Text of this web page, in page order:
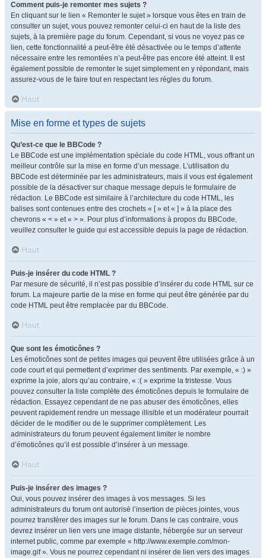
Comment puis-je remonter mes sujets ?
En cliquant sur le lien « Remonter le sujet » lorsque vous êtes en train de
consulter un sujet, vous pouvez remonter celui-ci en haut de la liste des
sujets, à la première page du forum. Cependant, si vous ne voyez pas ce
lien, cette fonctionnalité a peut-être été désactivée ou le temps d’attente
nécessaire entre les remontées n’a peut-être pas encore été atteint. Il est
également possible de remonter le sujet simplement en y répondant, mais
assurez-vous de le faire tout en respectant les règles du forum.
Haut
Mise en forme et types de sujets
Qu’est-ce que le BBCode ?
Le BBCode est une implémentation spéciale du code HTML, vous offrant un
meilleur contrôle sur la mise en forme d’un message. L’utilisation du
BBCode est déterminée par les administrateurs, mais il vous est également
possible de la désactiver sur chaque message depuis le formulaire de
rédaction. Le BBCode est similaire à l’architecture du code HTML, les
balises sont contenues entre des crochets « [ » et « ] » à la place des
chevrons « < » et « > ». Pour plus d’informations à propos du BBCode,
veuillez consulter le guide qui est accessible depuis la page de rédaction.
Haut
Puis-je insérer du code HTML ?
Par mesure de sécurité, il n’est pas possible d’insérer du code HTML sur ce
forum. La majeure partie de la mise en forme qui peut être générée par du
code HTML peut être remplacée par du BBCode.
Haut
Que sont les émoticônes ?
Les émoticônes sont de petites images qui peuvent être utilisées grâce à un
code court et qui permettent d’exprimer des sentiments. Par exemple, « :) »
exprime la joie, alors qu’au contraire, « :( » exprime la tristesse. Vous
pouvez consulter la liste complète des émoticônes depuis le formulaire de
rédaction. Essayez cependant de ne pas abuser des émoticônes, elles
peuvent rapidement rendre un message illisible et un modérateur pourrait
décider de le modifier ou de le supprimer complètement. Les
administrateurs du forum peuvent également limiter le nombre
d’émoticônes qu’il est possible d’insérer à un message.
Haut
Puis-je insérer des images ?
Oui, vous pouvez insérer des images à vos messages. Si les
administrateurs du forum ont autorisé l’insertion de pièces jointes, vous
pourrez transférer des images sur le forum. Dans le cas contraire, vous
devrez insérer un lien vers une image distante, hébergée sur un serveur
internet public, comme par exemple « http://www.exemple.com/mon-
image.gif ». Vous ne pourrez cependant ni insérer de lien vers des images